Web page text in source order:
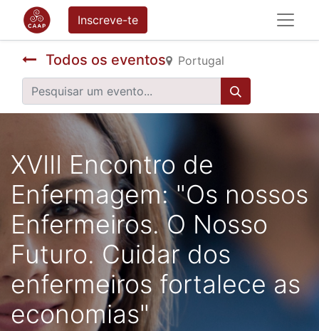
Inscreve-te
Todos os eventos Portugal
XVIII Encontro de
Enfermagem: "Os nossos
Enfermeiros. O Nosso
Futuro. Cuidar dos
enfermeiros fortalece as
economias"